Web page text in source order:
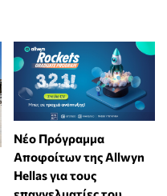
Νέο Πρόγραμμα
Αποφοίτων της Allwyn
Hellas για τους